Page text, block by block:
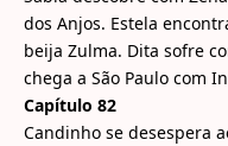
dos Anjos. Estela
beija Zulma. Dita sofre
chega a São Paulo com
Capítulo 82
Candinho se desespera